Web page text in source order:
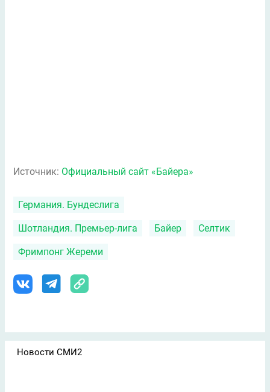
Источник: Официальный сайт «Байера»
Германия. Бундеслига
Шотландия. Премьер-лига Байер Селтик
Фримпонг Жереми
Новости СМИ2